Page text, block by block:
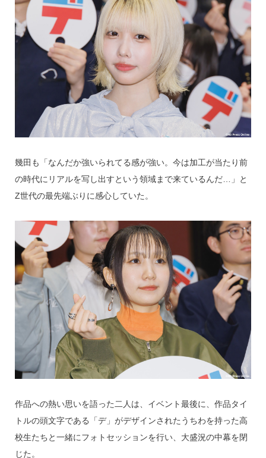
幾田も「なんだか強いられてる感が強い。今は加工が当たり前
の時代にリアルを写し出すという領域まで来ているんだ…」と
Z世代の最先端ぶりに感心していた。
作品への熱い思いを語った二人は、イベント最後に、作品タイ
トルの頭文字である「デ」がデザインされたうちわを持った高
校生たちと一緒にフォトセッションを行い、大盛況の中幕を閉
じた。